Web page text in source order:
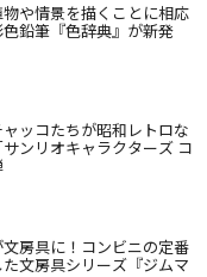
や情景を描くことに相応
鉛筆『色辞典』が新発
ッコたちが昭和レトロな
ンリオキャラクターズ コ
房具に！コンビニの定番
文房具シリーズ『ジムマ